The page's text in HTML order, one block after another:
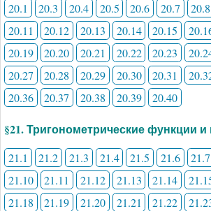
20.1 20.3 20.4 20.5 20.6 20.7 20.8
20.11
20.12 20.13 20.14 20.15
20.19
20.20 20.21 20.22 20.23
20.27
20.28 20.29 20.30 20.31
20.36
20.37 20.38 20.39 20.40
§21. Тригонометрические функции и
21.1 21.2 21.3 21.4 21.5 21.6 21.7
21.10
21.11 21.12 21.13 21.14
21.18
21.19 21.20 21.21 21.22